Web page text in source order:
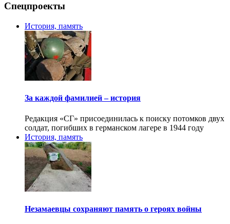
Спецпроекты
История, память
За каждой фамилией – история
Редакция «СГ» присоединилась к поиску потомков двух
солдат, погибших в германском лагере в 1944 году
История, память
Незамаевцы сохраняют память о героях войны